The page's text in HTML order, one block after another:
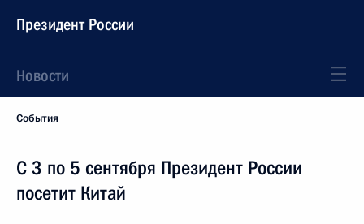
Президент России
Новости
События
С 3 по 5 сентября Президент России
посетит Китай